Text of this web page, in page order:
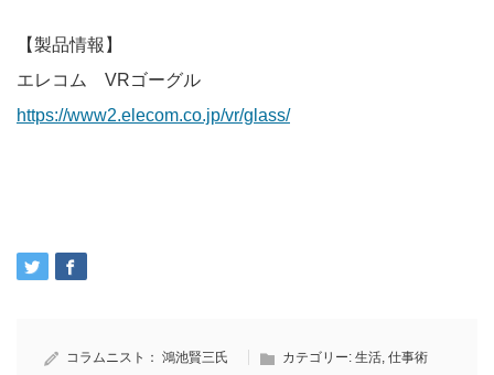
【製品情報】
エレコム VRゴーグル
https://www2.elecom.co.jp/vr/glass/
コラムニスト： 鴻池賢三氏 カテゴリー: 生活, 仕事術